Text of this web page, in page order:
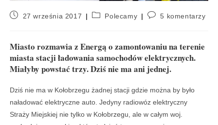
27 września 2017 Polecamy 5 komentarzy
Miasto rozmawia z Energą o zamontowaniu na terenie
miasta stacji ładowania samochodów elektrycznych.
Miałyby powstać trzy. Dziś nie ma ani jednej.
Dziś nie ma w Kołobrzegu żadnej stacji gdzie można by było
naładować elektryczne auto. Jedyny radiowóz elektryczny
Straży Miejskiej nie tylko w Kołobrzegu, ale w całym woj.